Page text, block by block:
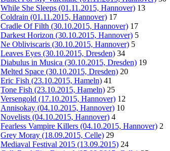
While She Sleeps (01.11.2015, Hannover) 13
Coldrain (01.11.2015, Hannover) 17
Cradle Of Filth (30.10.2015, Hannover) 17
Darkest Horizon (30.10.2015, Hannover) 5
Ne Obliviscaris (30.10.2015, Hannover) 5
Leaves Eyes (30.10.2015, Dresden) 34
Diabulus in Musica (30.10.2015, Dresden) 19
Melted Space (30.10.2015, Dresden) 20
Eric Fish (23.10.2015, Hameln) 41
Tone Fish (23.10.2015, Hameln) 25
Versengold (17.10.2015, Hannover) 12
Annisokay (04.10.2015, Hannover) 10
Novelists (04.10.2015, Hannover) 4
Fearless Vampire Killers (04.10.2015, Hannover) 2
Grey Moray (18.09.2015, Celle) 29
Mediaval Festival 2015 (13.09.2015) 24